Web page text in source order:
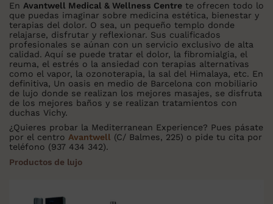
En Avantwell Medical & Wellness Centre te ofrecen todo lo
que puedas imaginar sobre medicina estética, bienestar y
terapias del dolor. O sea, un pequeño templo donde
relajarse, disfrutar y reflexionar. Sus cualificados
profesionales se aúnan con un servicio exclusivo de alta
calidad. Aquí se puede tratar el dolor, la fibromialgia, el
reuma, el estrés o la ansiedad con terapias alternativas
como el vapor, la ozonoterapia, la sal del Himalaya, etc. En
definitiva, Un oasis en medio de Barcelona con mobiliario
de lujo donde se realizan los mejores masajes, se disfruta
de los mejores baños y se realizan tratamientos con
duchas Vichy.
¿Quieres probar la Mediterranean Experience? Pues pásate
por el centro Avantwell (C/ Balmes, 225) o pide tu cita por
teléfono (937 434 342).
Productos de lujo